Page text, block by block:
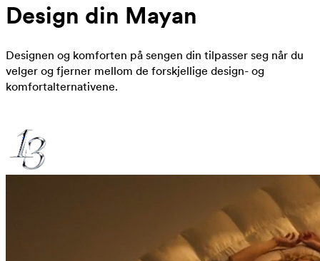
Design din Mayan
Designen og komforten på sengen din tilpasser seg når du
velger og fjerner mellom de forskjellige design- og
komfortalternativene.